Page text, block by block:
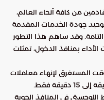
من كافة أنحاء العالم،
جودة الخدمات المقدمة
وقد ساهم هذا التطور
بمنافذ الدخول، تمثلت
المستغرق لإنهاء معاملات
في المنافذ الجوية